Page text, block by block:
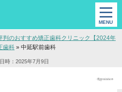
判のおすすめ矯正歯科クリニック【2024年
歯科 » 中延駅前歯科
時：2025年7月9日